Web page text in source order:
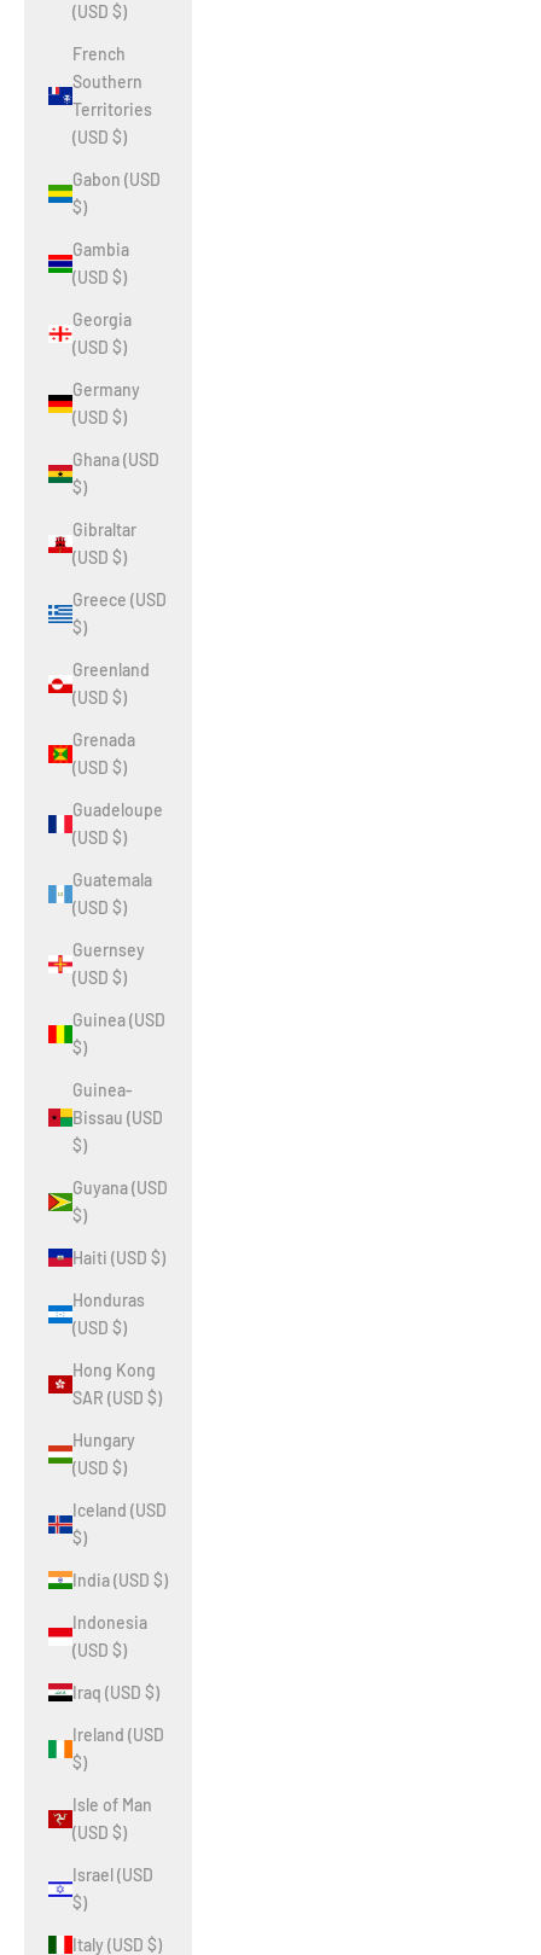
(USD $)
French
Southern
Territories
(USD $)
Gabon (USD
$)
Gambia
(USD $)
Georgia
(USD $)
Germany
(USD $)
Ghana (USD
$)
Gibraltar
(USD $)
Greece (USD
$)
Greenland
(USD $)
Grenada
(USD $)
Guadeloupe
(USD $)
Guatemala
(USD $)
Guernsey
(USD $)
Guinea (USD
$)
Guinea-
Bissau (USD
$)
Guyana (USD
$)
Haiti (USD $)
Honduras
(USD $)
Hong Kong
SAR (USD $)
Hungary
(USD $)
Iceland (USD
$)
India (USD $)
Indonesia
(USD $)
Iraq (USD $)
Ireland (USD
$)
Isle of Man
(USD $)
Israel (USD
$)
Italy (USD $)